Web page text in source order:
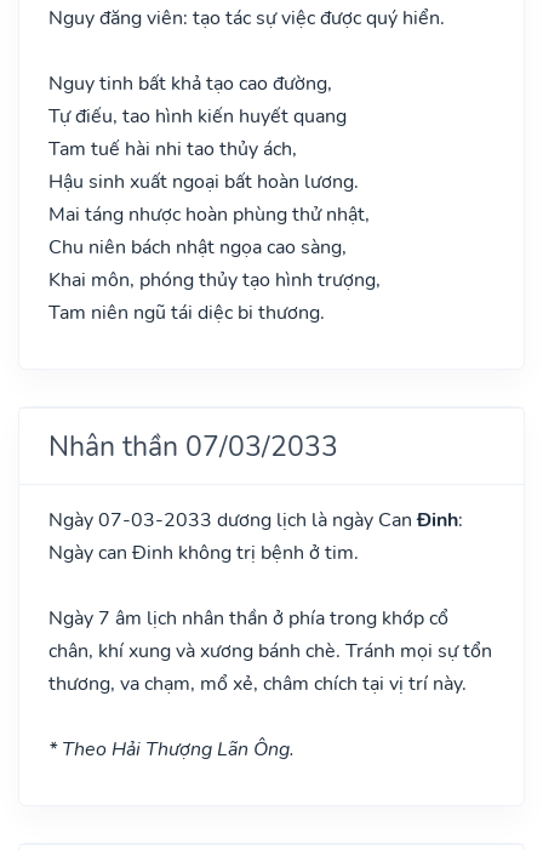
Nguy đăng viên: tạo tác sự việc được quý hiển.
Nguy tinh bất khả tạo cao đường,
Tự điếu, tao hình kiến huyết quang
Tam tuế hài nhi tao thủy ách,
Hậu sinh xuất ngoại bất hoàn lương.
Mai táng nhược hoàn phùng thử nhật,
Chu niên bách nhật ngọa cao sàng,
Khai môn, phóng thủy tạo hình trượng,
Tam niên ngũ tái diệc bi thương.
Nhân thần 07/03/2033
Ngày 07-03-2033 dương lịch là ngày CanĐinh:
Ngày can Đinh không trị bệnh ở tim.
Ngày 7 âm lịch nhân thần ở phía trong khớp cổ
chân, khí xung và xương bánh chè. Tránh mọi sự tổn
thương, va chạm, mổ xẻ, châm chích tại vị trí này.
* Theo Hải Thượng Lãn Ông.